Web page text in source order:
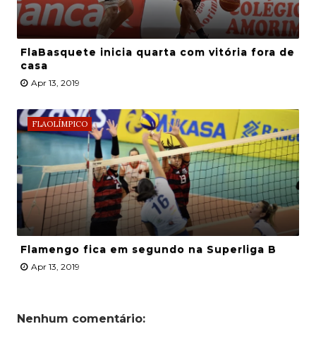
FlaBasquete inicia quarta com vitória fora de
casa
Apr 13, 2019
FLAOLÍMPICO
Flamengo fica em segundo na Superliga B
Apr 13, 2019
Nenhum comentário: